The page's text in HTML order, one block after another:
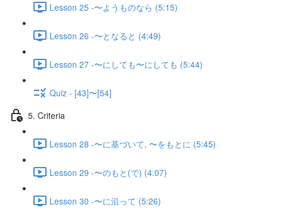
Lesson 25 -〜ようものなら (5:15)
Lesson 26 -〜となると (4:49)
Lesson 27 -〜にしても〜にしても (5:44)
Quiz - [43]〜[54]
5. Criteria
Lesson 28 -〜に基づいて, 〜をもとに (5:45)
Lesson 29 -〜のもと(で) (4:07)
Lesson 30 -〜に沿って (5:26)